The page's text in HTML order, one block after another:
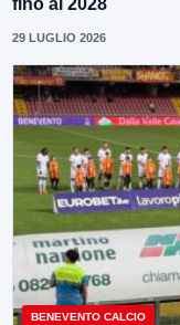
29 LUGLIO 2026
BENEVENTO CALCIO